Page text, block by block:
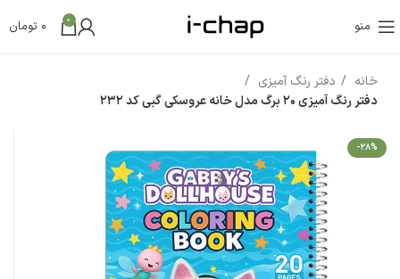
منو 0
0 تومان
خانه
دفتر رنگ آمیزی
دفتر رنگ آمیزی ۲۰ برگ مدل خانه عروسکی گبی کد 232
-28%